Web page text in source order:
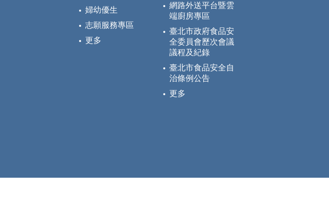
婦幼優生
志願服務專區
更多
網路外送平台暨雲
端廚房專區
臺北市政府食品安
全委員會歷次會議
議程及紀錄
臺北市食品安全自
治條例公告
更多